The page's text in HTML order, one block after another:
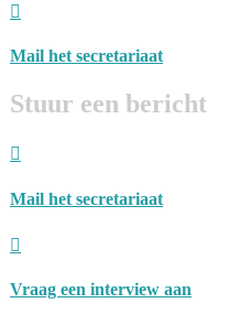

Mail het secretariaat
Stuur een bericht

Mail het secretariaat

Vraag een interview aan